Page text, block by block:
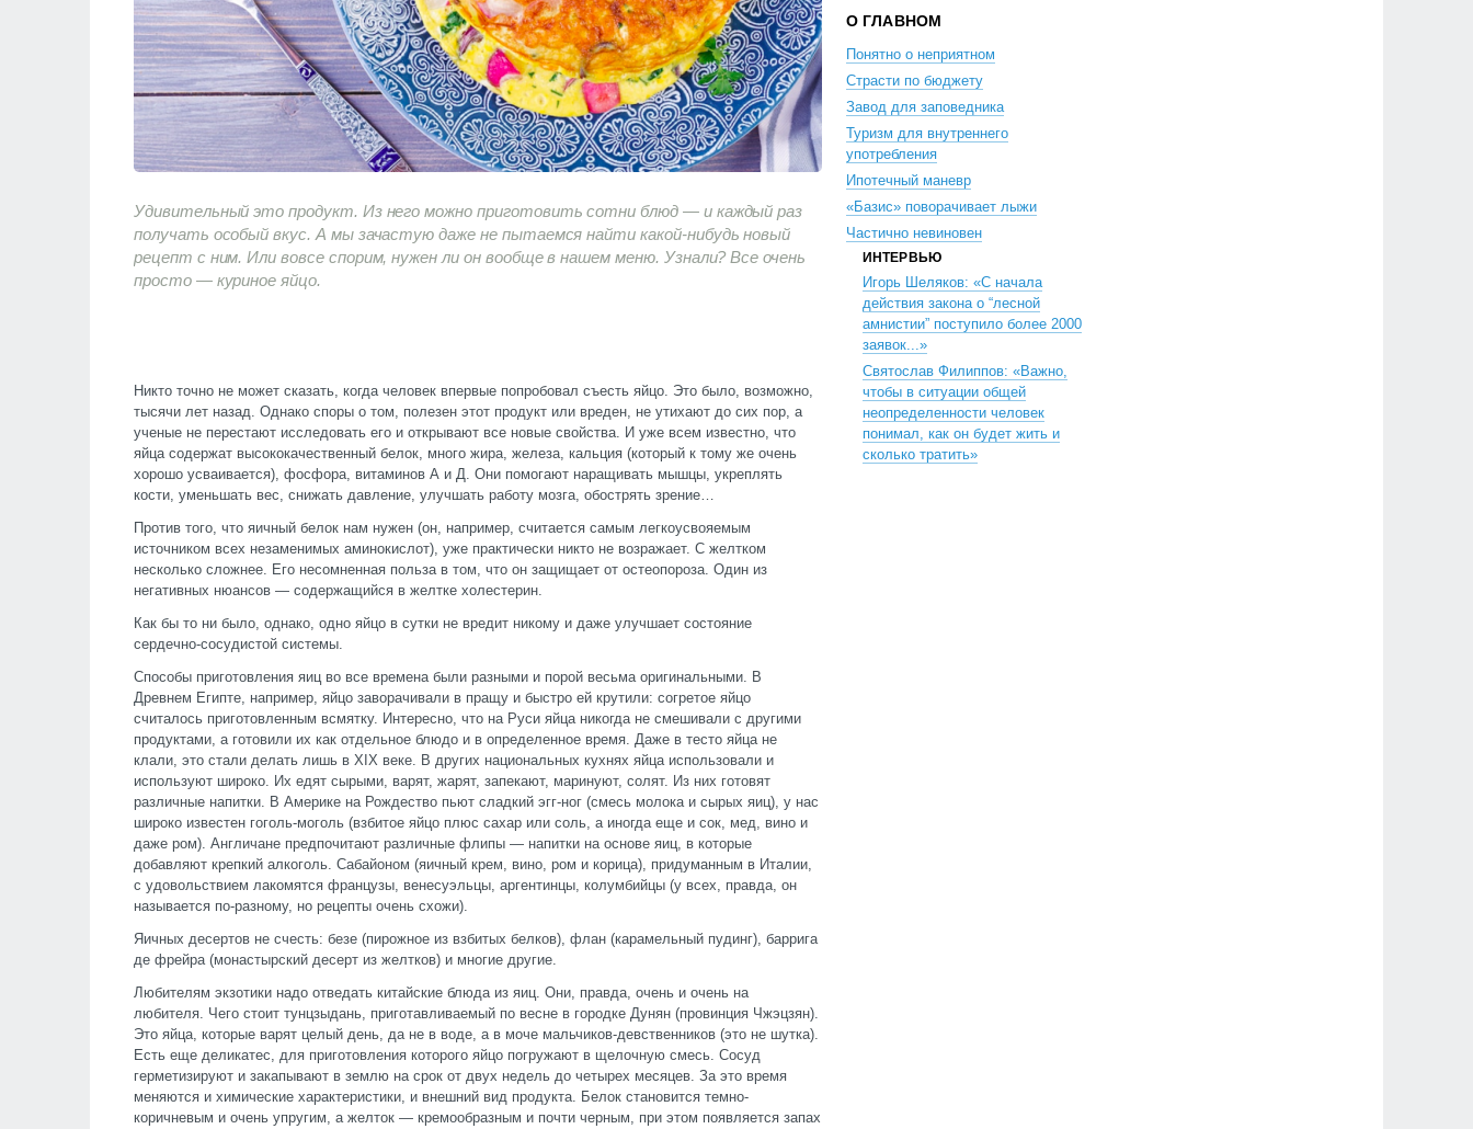
Удивительный это продукт. Из него можно приготовить сотни блюд — и каждый раз
получать особый вкус. А мы зачастую даже не пытаемся найти какой-нибудь новый
рецепт с ним. Или вовсе спорим, нужен ли он вообще в нашем меню. Узнали? Все очень
просто — куриное яйцо.
Никто точно не может сказать, когда человек впервые попробовал съесть яйцо. Это было, возможно,
тысячи лет назад. Однако споры о том, полезен этот продукт или вреден, не утихают до сих пор, а
ученые не перестают исследовать его и открывают все новые свойства. И уже всем известно, что
яйца содержат высококачественный белок, много жира, железа, кальция (который к тому же очень
хорошо усваивается), фосфора, витаминов А и Д. Они помогают наращивать мышцы, укреплять
кости, уменьшать вес, снижать давление, улучшать работу мозга, обострять зрение…
Против того, что яичный белок нам нужен (он, например, считается самым легкоусвояемым
источником всех незаменимых аминокислот), уже практически никто не возражает. С желтком
несколько сложнее. Его несомненная польза в том, что он защищает от остеопороза. Один из
негативных нюансов — содержащийся в желтке холестерин.
Как бы то ни было, однако, одно яйцо в сутки не вредит никому и даже улучшает состояние
сердечно-сосудистой системы.
Способы приготовления яиц во все времена были разными и порой весьма оригинальными. В
Древнем Египте, например, яйцо заворачивали в пращу и быстро ей крутили: согретое яйцо
считалось приготовленным всмятку. Интересно, что на Руси яйца никогда не смешивали с другими
продуктами, а готовили их как отдельное блюдо и в определенное время. Даже в тесто яйца не
клали, это стали делать лишь в XIX веке. В других национальных кухнях яйца использовали и
используют широко. Их едят сырыми, варят, жарят, запекают, маринуют, солят. Из них готовят
различные напитки. В Америке на Рождество пьют сладкий эгг-ног (смесь молока и сырых яиц), у нас
широко известен гоголь-моголь (взбитое яйцо плюс сахар или соль, а иногда еще и сок, мед, вино и
даже ром). Англичане предпочитают различные флипы — напитки на основе яиц, в которые
добавляют крепкий алкоголь. Сабайоном (яичный крем, вино, ром и корица), придуманным в Италии,
с удовольствием лакомятся французы, венесуэльцы, аргентинцы, колумбийцы (у всех, правда, он
называется по-разному, но рецепты очень схожи).
Яичных десертов не счесть: безе (пирожное из взбитых белков), флан (карамельный пудинг), баррига
де фрейра (монастырский десерт из желтков) и многие другие.
Любителям экзотики надо отведать китайские блюда из яиц. Они, правда, очень и очень на
любителя. Чего стоит тунцзыдань, приготавливаемый по весне в городке Дунян (провинция Чжэцзян).
Это яйца, которые варят целый день, да не в воде, а в моче мальчиков-девственников (это не шутка).
Есть еще деликатес, для приготовления которого яйцо погружают в щелочную смесь. Сосуд
герметизируют и закапывают в землю на срок от двух недель до четырех месяцев. За это время
меняются и химические характеристики, и внешний вид продукта. Белок становится темно-
коричневым и очень упругим, а желток — кремообразным и почти черным, при этом появляется запах
О ГЛАВНОМ
Понятно о неприятном
Страсти по бюджету
Завод для заповедника
Туризм для внутреннего
употребления
Ипотечный маневр
«Базис» поворачивает лыжи
Частично невиновен
ИНТЕРВЬЮ
Игорь Шеляков: «С начала
действия закона о “лесной
амнистии” поступило более 2000
заявок...»
Святослав Филиппов: «Важно,
чтобы в ситуации общей
неопределенности человек
понимал, как он будет жить и
сколько тратить»